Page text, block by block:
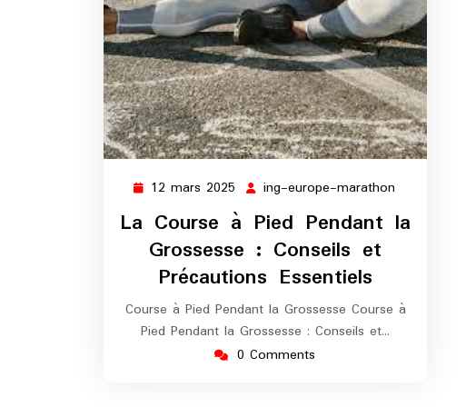
12 mars 2025 12
mars
2025
ing-europe-marathon
europe-
marathon
La Course à Pied Pendant la
Grossesse : Conseils et
Précautions Essentiels
Course à Pied Pendant la Grossesse Course à
Pied Pendant la Grossesse : Conseils et…
0 Comments